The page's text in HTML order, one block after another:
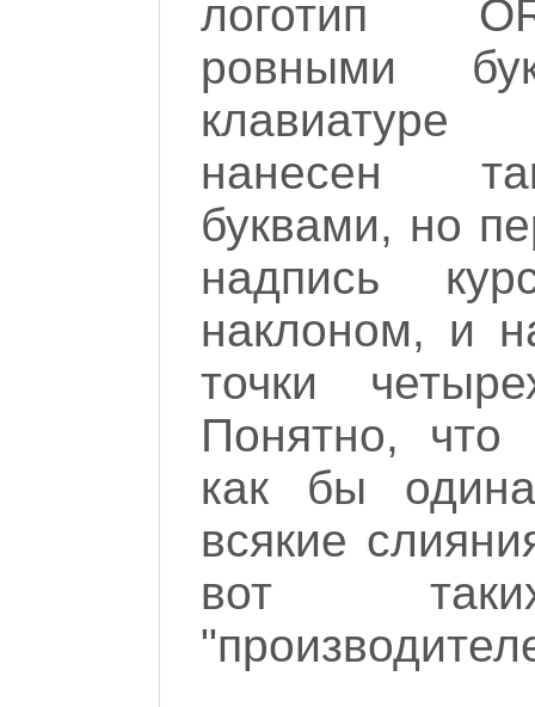
логотип
ровными
нанесен
буквами, но
надпись
наклоном, и
точки
Понятно, что
как бы
всякие
вот